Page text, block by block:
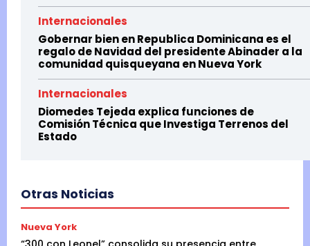
Internacionales
Gobernar bien en Republica Dominicana es el
regalo de Navidad del presidente Abinader a la
comunidad quisqueyana en Nueva York
Internacionales
Diomedes Tejeda explica funciones de
Comisión Técnica que Investiga Terrenos del
Estado
Otras Noticias
Nueva York